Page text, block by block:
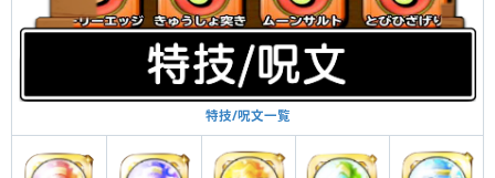
特技/呪文一覧